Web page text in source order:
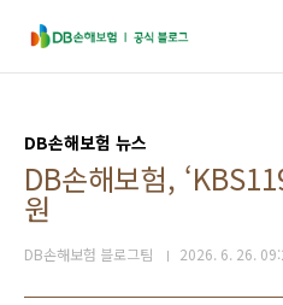
DB손해보험 뉴스
DB손해보험,
원
DB손해보험 블로그팀 2026. 6. 26.